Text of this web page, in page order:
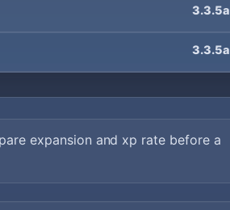
3.3.5a
3.3.5a
expansion and xp rate before a